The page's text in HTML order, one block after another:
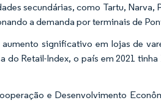
secundárias, como Tartu, Narva,
a demanda por terminais de
significativo em lojas de
Retail-Index, o país em 2021
e Desenvolvimento